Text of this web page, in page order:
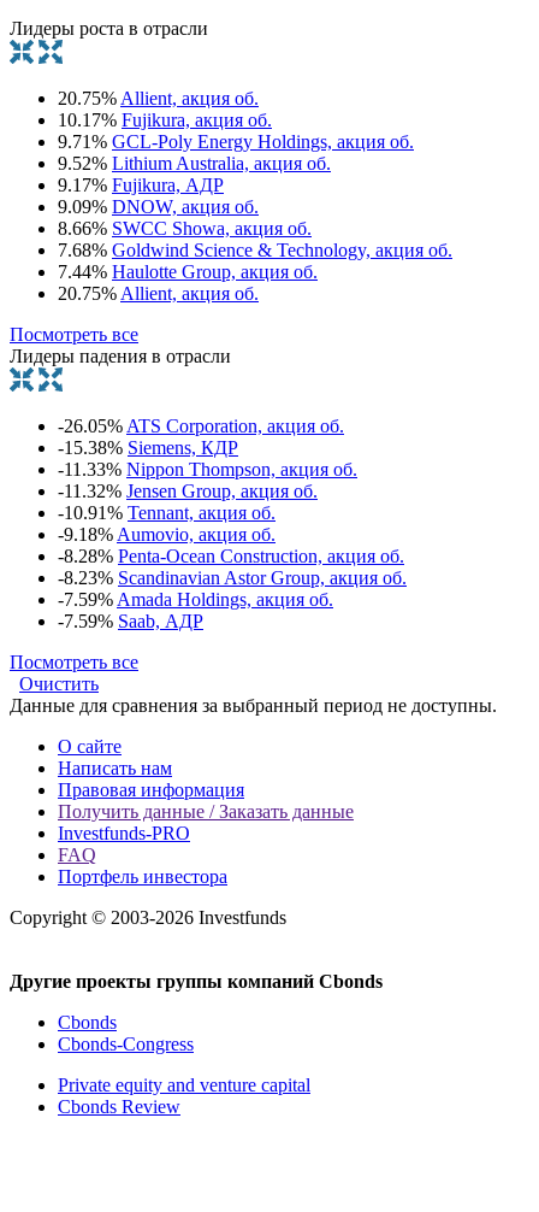
Лидеры роста в отрасли
20.75%Allient, акция об.
10.17% Fujikura, акция об.
9.71% GCL-Poly Energy Holdings, акция об.
9.52% Lithium Australia, акция об.
9.17% Fujikura, АДР
9.09% DNOW, акция об.
8.66% SWCC Showa, акция об.
7.68% Goldwind Science & Technology, акция об.
7.44% Haulotte Group, акция об.
20.75%Allient, акция об.
Посмотреть все
Лидеры падения в отрасли
-26.05%ATS Corporation, акция об.
-15.38% Siemens, КДР
-11.33% Nippon Thompson, акция об.
-11.32% Jensen Group, акция об.
-10.91% Tennant, акция об.
-9.18%Aumovio, акция об.
-8.28% Penta-Ocean Construction, акция об.
-8.23% Scandinavian Astor Group, акция об.
-7.59%Amada Holdings, акция об.
-7.59% Saab, АДР
Посмотреть все
Очистить
Данные для сравнения за выбранный период не доступны.
О сайте
Написать нам
Правовая информация
Получить данные / Заказать данные
Investfunds-PRO
FAQ
Портфель инвестора
Copyright © 2003-2026 Investfunds
Другие проекты группы компаний Cbonds
Cbonds
Cbonds-Congress
Private equity and venture capital
Cbonds Review